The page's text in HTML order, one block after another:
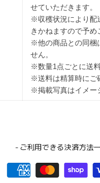
せていただきます。
※収穫状況により配
きかねますので予め
※他の商品との同梱
せん。
※数量1点ごとに送
※送料は精算時にご
※掲載写真はイメー
- ご利用できる決済方法